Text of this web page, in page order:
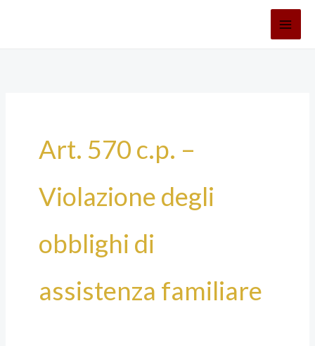
Art. 570 c.p. –
Violazione degli
obblighi di
assistenza familiare